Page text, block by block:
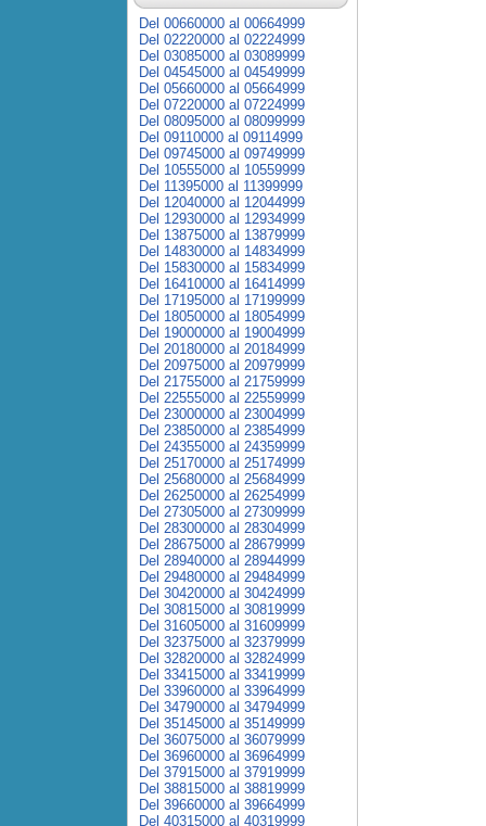
Del 00660000 al 00664999
Del 02220000 al 02224999
Del 03085000 al 03089999
Del 04545000 al 04549999
Del 05660000 al 05664999
Del 07220000 al 07224999
Del 08095000 al 08099999
Del 09110000 al 09114999
Del 09745000 al 09749999
Del 10555000 al 10559999
Del 11395000 al 11399999
Del 12040000 al 12044999
Del 12930000 al 12934999
Del 13875000 al 13879999
Del 14830000 al 14834999
Del 15830000 al 15834999
Del 16410000 al 16414999
Del 17195000 al 17199999
Del 18050000 al 18054999
Del 19000000 al 19004999
Del 20180000 al 20184999
Del 20975000 al 20979999
Del 21755000 al 21759999
Del 22555000 al 22559999
Del 23000000 al 23004999
Del 23850000 al 23854999
Del 24355000 al 24359999
Del 25170000 al 25174999
Del 25680000 al 25684999
Del 26250000 al 26254999
Del 27305000 al 27309999
Del 28300000 al 28304999
Del 28675000 al 28679999
Del 28940000 al 28944999
Del 29480000 al 29484999
Del 30420000 al 30424999
Del 30815000 al 30819999
Del 31605000 al 31609999
Del 32375000 al 32379999
Del 32820000 al 32824999
Del 33415000 al 33419999
Del 33960000 al 33964999
Del 34790000 al 34794999
Del 35145000 al 35149999
Del 36075000 al 36079999
Del 36960000 al 36964999
Del 37915000 al 37919999
Del 38815000 al 38819999
Del 39660000 al 39664999
Del 40315000 al 40319999